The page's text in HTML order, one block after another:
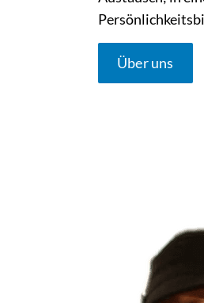
Über uns